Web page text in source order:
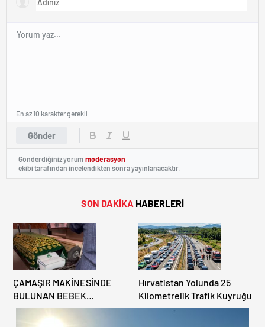
Gönder
En az 10 karakter gerekli
Gönderdiğiniz yorum moderasyon
ekibi tarafından incelendikten sonra yayınlanacaktır.
SON DAKİKA HABERLERİ
ÇAMAŞIR MAKİNESİNDE
BULUNAN BEBEK
CENAZESİ ŞOK ETTİ
Hırvatistan Yolunda 25
Kilometrelik Trafik Kuyruğu